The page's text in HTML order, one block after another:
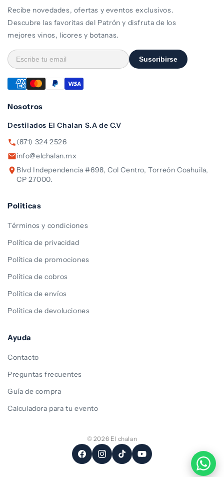
Recibe novedades, ofertas y eventos exclusivos.
Descubre las favoritas del Patrón y disfruta de los
mejores vinos, licores y botanas.
Suscribirse
Nosotros
Destilados El Chalan S.A de C.V
(871) 324 2526
info@elchalan.mx
Blvd Independencia #698, Col Centro, Torreón Coahuila,
CP 27000.
Politicas
Términos y condiciones
Política de privacidad
Política de promociones
Política de cobros
Política de envíos
Política de devoluciones
Ayuda
Contacto
Preguntas frecuentes
Guía de compra
Calculadora para tu evento
© 2026 El chalan